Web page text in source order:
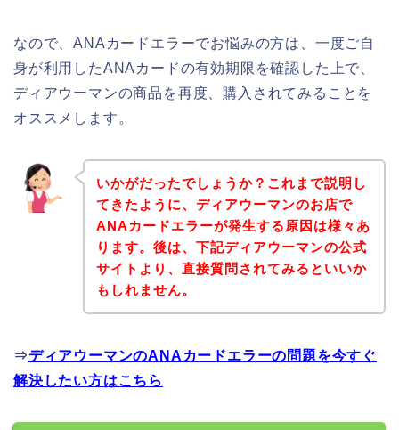
なので、ANAカードエラーでお悩みの方は、一度ご自
身が利用したANAカードの有効期限を確認した上で、
ディアウーマンの商品を再度、購入されてみることを
オススメします。
いかがだったでしょうか？これまで説明し
てきたように、ディアウーマンのお店で
ANAカードエラーが発生する原因は様々あ
ります。後は、下記ディアウーマンの公式
サイトより、直接質問されてみるといいか
もしれません。
⇒ディアウーマンのANAカードエラーの問題を今すぐ
解決したい方はこちら